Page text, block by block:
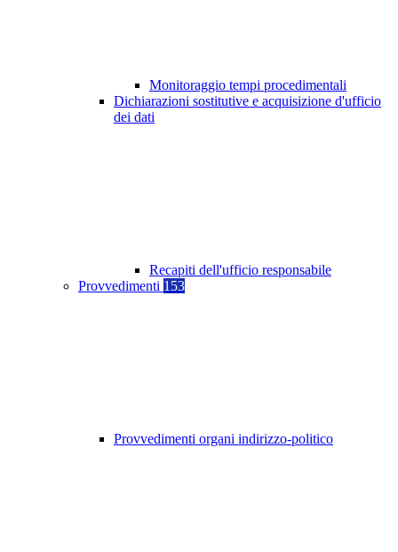
Monitoraggio tempi procedimentali
Dichiarazioni sostitutive e acquisizione d'ufficio
dei dati
Recapiti dell'ufficio responsabile
Provvedimenti 153
Provvedimenti organi indirizzo-politico